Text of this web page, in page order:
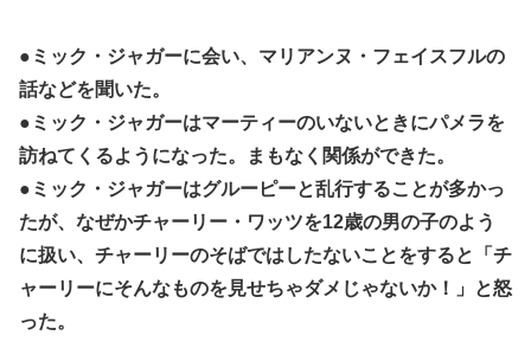
●ミック・ジャガーに会い、マリアンヌ・フェイスフルの
話などを聞いた。
●ミック・ジャガーはマーティーのいないときにパメラを
訪ねてくるようになった。まもなく関係ができた。
●ミック・ジャガーはグルーピーと乱行することが多かっ
たが、なぜかチャーリー・ワッツを12歳の男の子のよう
に扱い、チャーリーのそばではしたないことをすると「チ
ャーリーにそんなものを見せちゃダメじゃないか！」と怒
った。